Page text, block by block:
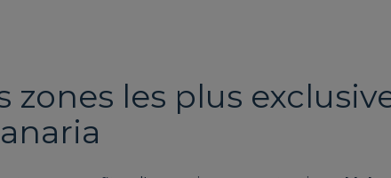
les plus